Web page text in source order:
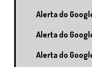
Alerta do
Alerta do
Alerta do